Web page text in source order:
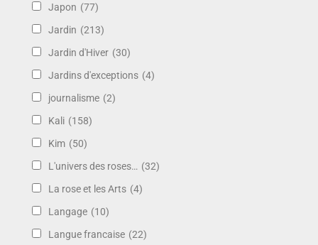
Japon (77)
Jardin (213)
Jardin d'Hiver (30)
Jardins d'exceptions (4)
journalisme (2)
Kali (158)
Kim (50)
L'univers des roses… (32)
La rose et les Arts (4)
Langage (10)
Langue francaise (22)